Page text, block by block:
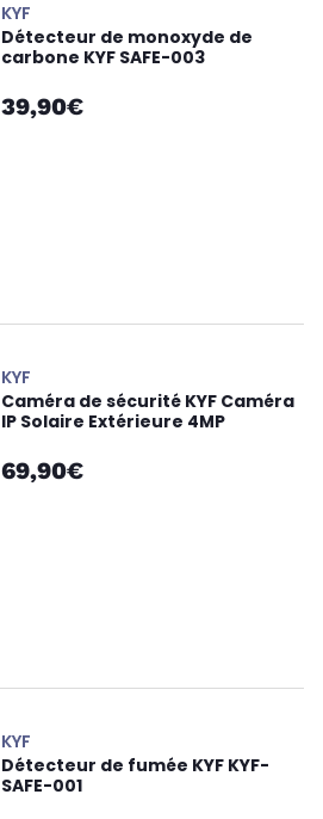
KYF
Détecteur de monoxyde de
carbone KYF SAFE-003
39,90€
KYF
Caméra de sécurité KYF Caméra
IP Solaire Extérieure 4MP
69,90€
KYF
Détecteur de fumée KYF KYF-
SAFE-001